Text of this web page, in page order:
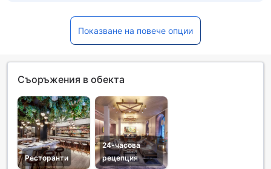
Показване на повече опции
Съоръжения в обекта
Ресторанти
24-часова
рецепция